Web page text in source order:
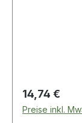
Regulärer
14,74 €
Preise inkl.